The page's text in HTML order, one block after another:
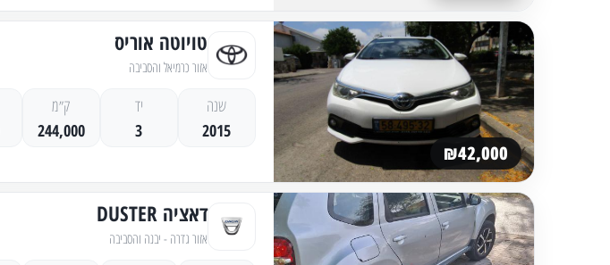
₪42,000
טויוטה אוריס
אזור כרמיאל והסביבה
שנה
2015
יד
3
ק״מ
244,000
דאציה DUSTER
אזור גדרה - יבנה והסביבה